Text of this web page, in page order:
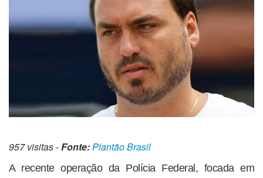
957 visitas -Fonte:Plantão Brasil
A recente operação da Polícia Federal, focada em